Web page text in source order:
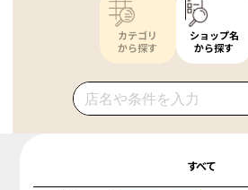
カテゴリ
から探す
ショップ名
から探す
すべて